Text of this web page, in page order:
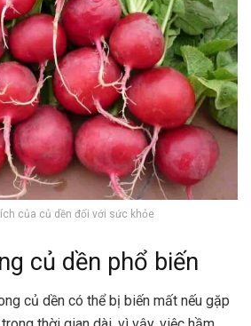
của củ dền đối với sức khỏe
củ dền phổ biến
củ dền có thể bị biến mất nếu gặp